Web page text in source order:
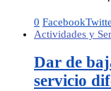
0 Facebook
Actividades y
Dar de
servicio